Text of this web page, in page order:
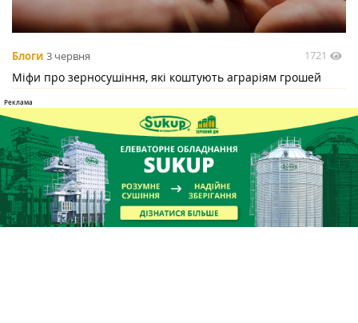
Блоги 3 червня 1721
Міфи про зерносушіння, які коштують аграріям грошей